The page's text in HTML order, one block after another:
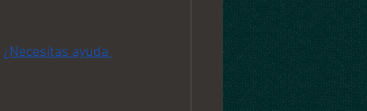
¿Necesitas ayuda